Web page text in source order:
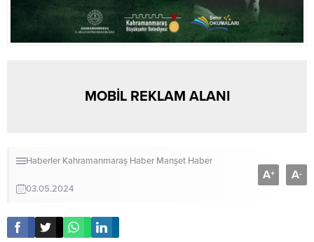
MOBİL REKLAM ALANI
Haberler Kahramanmaraş Haber Manşet Haber
03.05.2024
A+ A-